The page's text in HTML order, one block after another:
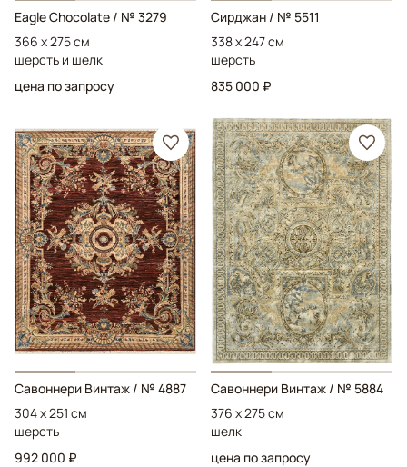
Eagle Chocolate / № 3279
366 x 275 см
шерсть и шелк
цена по запросу
Сирджан / № 5511
338 x 247 см
шерсть
835 000 ₽
Савоннери Винтаж / № 4887
304 x 251 см
шерсть
992 000 ₽
Савоннери Винтаж / № 5884
376 x 275 см
шелк
цена по запросу